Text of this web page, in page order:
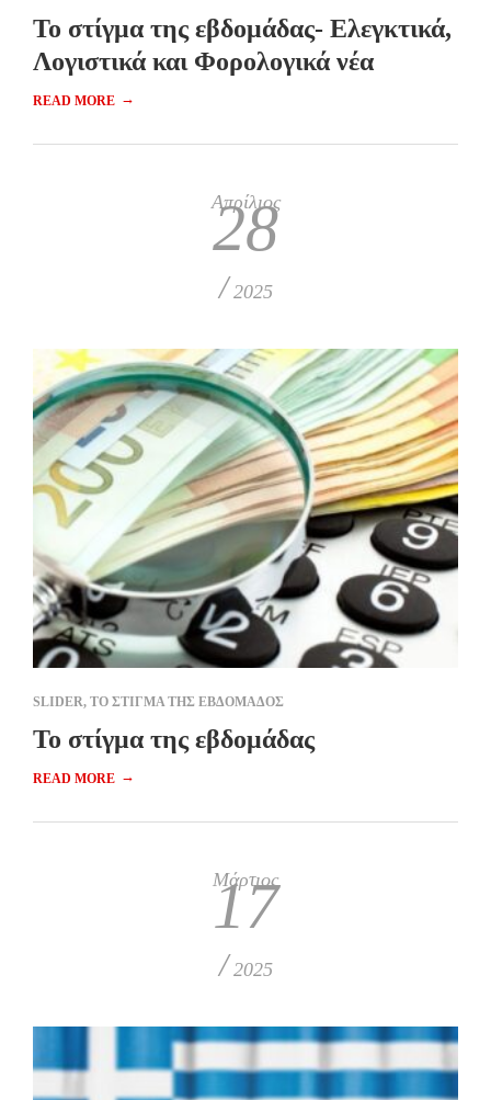
To στίγμα της εβδομάδας- Ελεγκτικά,
Λογιστικά και Φορολογικά νέα
READ MORE →
Απρίλιος
28
/ 2025
SLIDER, ΤΟ ΣΤΙΓΜΑ ΤΗΣ ΕΒΔΟΜΑΔΟΣ
Το στίγμα της εβδομάδας
READ MORE →
Μάρτιος
17
/ 2025